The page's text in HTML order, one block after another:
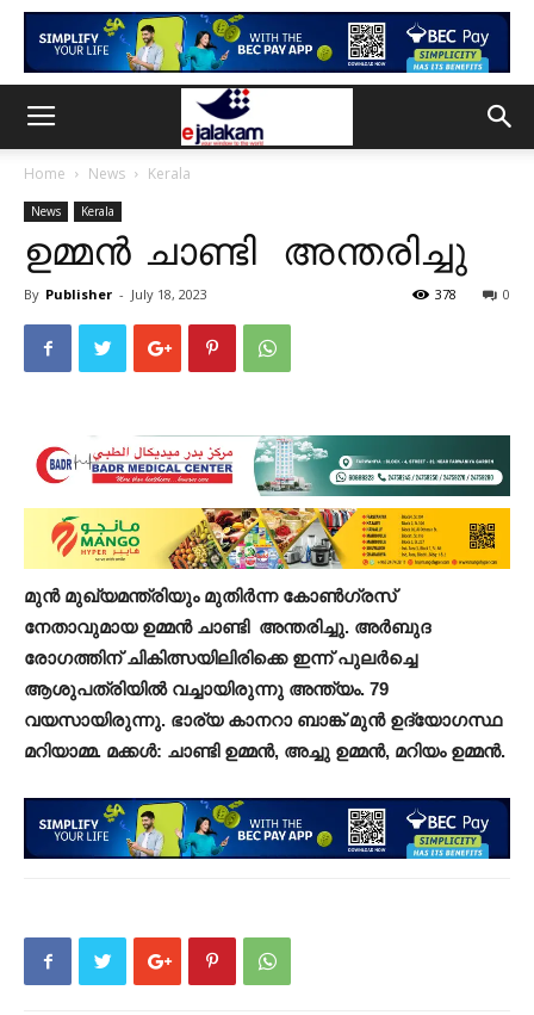
Home News Kerala
News Kerala
ഉമ്മൻ ചാണ്ടി അന്തരിച്ചു
By Publisher - July 18, 2023 0
378
മുൻ മുഖ്യമന്ത്രിയും മുതിർന്ന കോൺഗ്രസ്
നേതാവുമായ ഉമ്മൻ ചാണ്ടി അന്തരിച്ചു. അർബുദ
രോഗത്തിന് ചികിത്സയിലിരിക്കെ ഇന്ന് പുലർച്ചെ
ആശുപത്രിയിൽ വച്ചായിരുന്നു അന്ത്യം. 79
വയസായിരുന്നു. ഭാര്യ കാനറാ ബാങ്ക് മുൻ ഉദ്യോഗസ്ഥ
മറിയാമ്മ. മക്കൾ: ചാണ്ടി ഉമ്മൻ, അച്ചു ഉമ്മൻ, മറിയം ഉമ്മൻ.